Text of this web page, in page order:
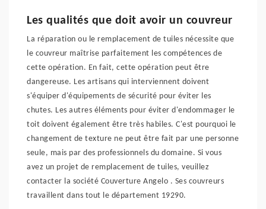
Les qualités que doit avoir un couvreur
La réparation ou le remplacement de tuiles nécessite que
le couvreur maîtrise parfaitement les compétences de
cette opération. En fait, cette opération peut être
dangereuse. Les artisans qui interviennent doivent
s'équiper d'équipements de sécurité pour éviter les
chutes. Les autres éléments pour éviter d'endommager le
toit doivent également être très habiles. C'est pourquoi le
changement de texture ne peut être fait par une personne
seule, mais par des professionnels du domaine. Si vous
avez un projet de remplacement de tuiles, veuillez
contacter la société Couverture Angelo . Ses couvreurs
travaillent dans tout le département 19290.